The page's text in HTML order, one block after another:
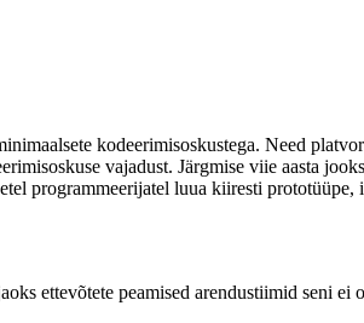
kodeerimisoskustega. Need
vajadust. Järgmise viie aasta
programmeerijatel luua kiiresti prototüüpe,
ettevõtete peamised arendustiimid seni ei